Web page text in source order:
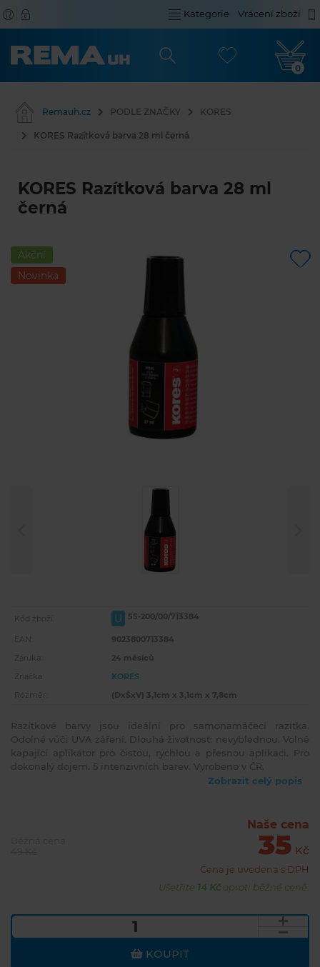
Kategorie Vrácení zboží
0
Remauh.cz PODLE ZNAČKY KORES
KORES Razítková barva 28 ml černá
KORES Razítková barva 28 ml
černá
Akční
Novinka
Kód zboží: U 55-200/00/713384
EAN:
9023800713384
Záruka:
24 měsíců
Značka:
KORES
Rozměr:
(DxŠxV) 3,1cm x 3,1cm x 7,8cm
Razítkové barvy jsou ideální pro samonamáčecí razítka.
Odolné vůči UVA záření. Dlouhá životnost: nevyblednou. Volně
kapající aplikátor pro čistou, rychlou a přesnou aplikaci. Pro
dokonalý dojem. 5 intenzivních barev. Vyrobeno v ČR.
Zobrazit celý popis
Naše cena
35 Kč
Cena je uvedena s DPH
Ušetříte 14 Kčoproti běžné ceně.
KOUPIT